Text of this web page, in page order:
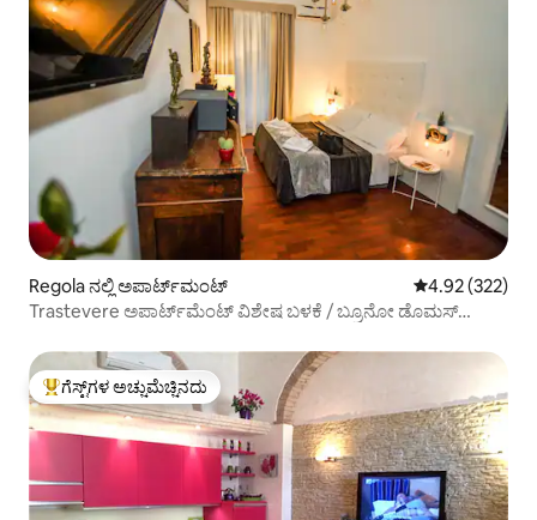
Regola ನಲ್ಲಿ ಅಪಾರ್ಟ್‌ಮಂಟ್ 5 ರಲ್ಲಿ 4.92
4.92 (322)
Trastevere ಅಪಾರ್ಟ್‌ಮೆಂಟ್ ವಿಶೇಷ ಬಳಕೆ / ಬ್ರೂನೋ ಡೊಮಸ್
ಗೆಸ್ಟ್‌ಗಳಿಗೆ ಅತಿ ಹೆಚ್ಚು ಅಚ್ಚುಮೆಚ್ಚಿನದು
ಗೆಸ್ಟ್‌ಗಳ ಅಚ್ಚುಮೆಚ್ಚಿನದು